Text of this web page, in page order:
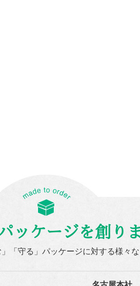
ッケージを創り
「守る」パッケージに対する様々な